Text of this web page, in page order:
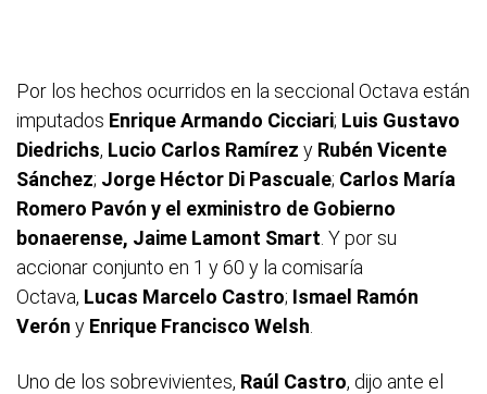
Por los hechos ocurridos en la seccional Octava están
imputados Enrique Armando Cicciari; Luis Gustavo
Diedrichs, Lucio Carlos Ramírez y Rubén Vicente
Sánchez; Jorge Héctor Di Pascuale; Carlos María
Romero Pavón y el exministro de Gobierno
bonaerense, Jaime Lamont Smart . Y por su
accionar conjunto en 1 y 60 y la comisaría
Octava, Lucas Marcelo Castro; Ismael Ramón
Verón y Enrique Francisco Welsh
Uno de los sobrevivientes, Raúl Castro, dijo ante el